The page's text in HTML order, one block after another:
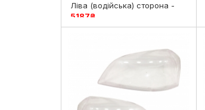
Ліва (водійська) сторона -
5187₴
Права (пасажирська)